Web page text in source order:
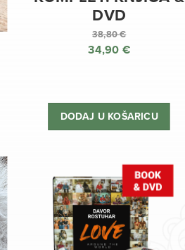
DVD
38,80€
Izvorna
je:
38,80 €.
34,90 €
je:
34,90 €.
DODAJ U KOŠARICU